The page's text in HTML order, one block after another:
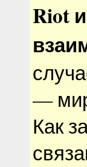
Riot
—
Как